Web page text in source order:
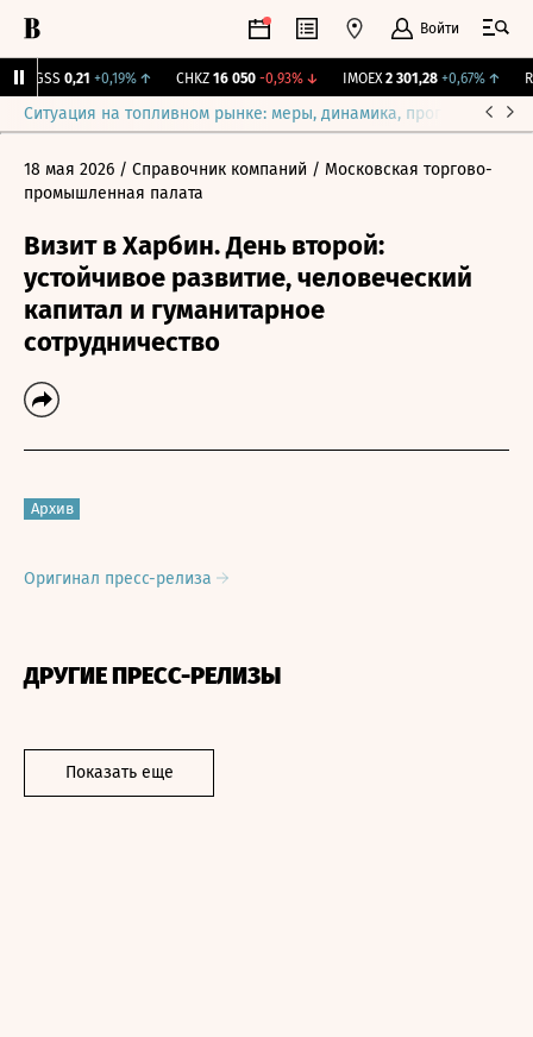
Войти
RGSS 0,21 +0,19%↑ CHKZ 16 050 -0,93%↓ IMOEX 2 301,28 +0,67%↑
Ситуация на топливном рынке: меры, динамика, прогнозы
18 мая 2026 / Справочник компаний / Московская торгово-
промышленная палата
Визит в Харбин. День второй:
устойчивое развитие, человеческий
капитал и гуманитарное
сотрудничество
Архив
Оригинал пресс-релиза
ДРУГИЕ ПРЕСС-РЕЛИЗЫ
Показать еще